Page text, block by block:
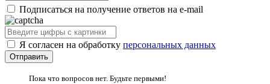
Подписаться на получение ответов на e-mail
Я согласен на обработку персональных данных
Пока что вопросов нет. Будьте первыми!